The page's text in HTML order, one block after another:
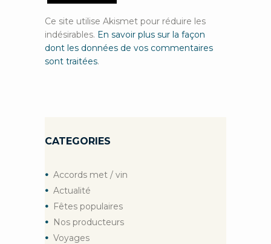
Ce site utilise Akismet pour réduire les
indésirables. En savoir plus sur la façon
dont les données de vos commentaires
sont traitées.
CATEGORIES
Accords met / vin
Actualité
Fêtes populaires
Nos producteurs
Voyages